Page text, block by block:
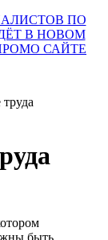
ПО
В НОВОМ
САЙТЕ
быть